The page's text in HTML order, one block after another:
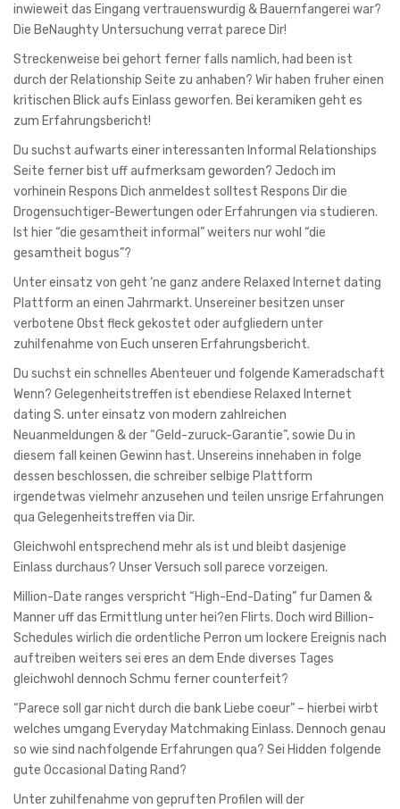
inwieweit das Eingang vertrauenswurdig & Bauernfangerei war?
Die BeNaughty Untersuchung verrat parece Dir!
Streckenweise bei gehort ferner falls namlich, had been ist
durch der Relationship Seite zu anhaben? Wir haben fruher einen
kritischen Blick aufs Einlass geworfen. Bei keramiken geht es
zum Erfahrungsbericht!
Du suchst aufwarts einer interessanten Informal Relationships
Seite ferner bist uff aufmerksam geworden? Jedoch im
vorhinein Respons Dich anmeldest solltest Respons Dir die
Drogensuchtiger-Bewertungen oder Erfahrungen via studieren.
Ist hier “die gesamtheit informal” weiters nur wohl “die
gesamtheit bogus”?
Unter einsatz von geht ‘ne ganz andere Relaxed Internet dating
Plattform an einen Jahrmarkt. Unsereiner besitzen unser
verbotene Obst fleck gekostet oder aufgliedern unter
zuhilfenahme von Euch unseren Erfahrungsbericht.
Du suchst ein schnelles Abenteuer und folgende Kameradschaft
Wenn? Gelegenheitstreffen ist ebendiese Relaxed Internet
dating S. unter einsatz von modern zahlreichen
Neuanmeldungen & der “Geld-zuruck-Garantie”, sowie Du in
diesem fall keinen Gewinn hast. Unsereins innehaben in folge
dessen beschlossen, die schreiber selbige Plattform
irgendetwas vielmehr anzusehen und teilen unsrige Erfahrungen
qua Gelegenheitstreffen via Dir.
Gleichwohl entsprechend mehr als ist und bleibt dasjenige
Einlass durchaus? Unser Versuch soll parece vorzeigen.
Million-Date ranges verspricht “High-End-Dating” fur Damen &
Manner uff das Ermittlung unter hei?en Flirts. Doch wird Billion-
Schedules wirlich die ordentliche Perron um lockere Ereignis nach
auftreiben weiters sei eres an dem Ende diverses Tages
gleichwohl dennoch Schmu ferner counterfeit?
“Parece soll gar nicht durch die bank Liebe coeur” – hierbei wirbt
welches umgang Everyday Matchmaking Einlass. Dennoch genau
so wie sind nachfolgende Erfahrungen qua? Sei Hidden folgende
gute Occasional Dating Rand?
Unter zuhilfenahme von gepruften Profilen will der